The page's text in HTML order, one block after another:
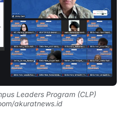
Leaders Program (CLP)
akuratnews.id